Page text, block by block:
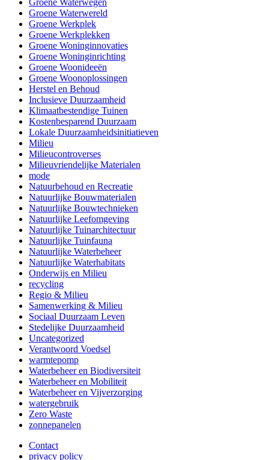
Groene Waterwegen
Groene Waterwereld
Groene Werkplek
Groene Werkplekken
Groene Woninginnovaties
Groene Woninginrichting
Groene Woonideeën
Groene Woonoplossingen
Herstel en Behoud
Inclusieve Duurzaamheid
Klimaatbestendige Tuinen
Kostenbesparend Duurzaam
Lokale Duurzaamheidsinitiatieven
Milieu
Milieucontroverses
Milieuvriendelijke Materialen
mode
Natuurbehoud en Recreatie
Natuurlijke Bouwmaterialen
Natuurlijke Bouwtechnieken
Natuurlijke Leefomgeving
Natuurlijke Tuinarchitectuur
Natuurlijke Tuinfauna
Natuurlijke Waterbeheer
Natuurlijke Waterhabitats
Onderwijs en Milieu
recycling
Regio & Milieu
Samenwerking & Milieu
Sociaal Duurzaam Leven
Stedelijke Duurzaamheid
Uncategorized
Verantwoord Voedsel
warmtepomp
Waterbeheer en Biodiversiteit
Waterbeheer en Mobiliteit
Waterbeheer en Vijverzorging
watergebruik
Zero Waste
zonnepanelen
Contact
privacy policy